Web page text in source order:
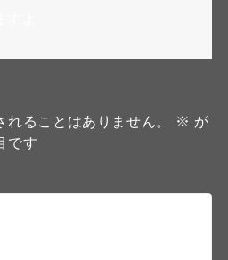
ることはありません。 ※ が
です